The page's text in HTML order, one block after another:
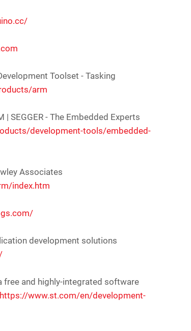
Toolset - Tasking
arm
SEGGER - The Embedded Experts
development-tools/embedded-
Associates
index.htm
development solutions
free and highly-integrated software
https://www.st.com/en/development-